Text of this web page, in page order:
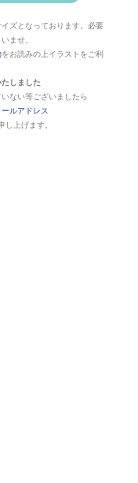
ズとなっております。必要
ませ。
をお読みの上イラストをご利
しました
ない等ございましたら
ルアドレス
し上げます。